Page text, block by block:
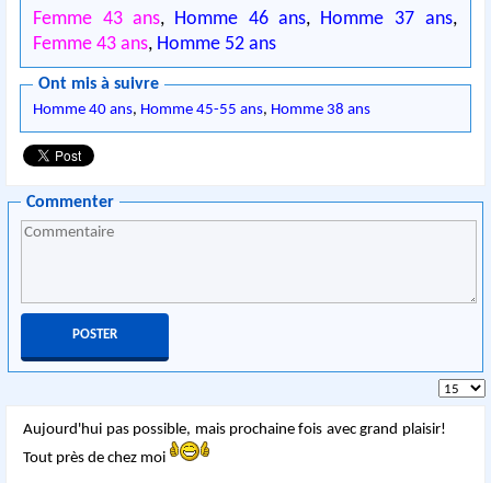
Femme 43 ans, Homme 46 ans, Homme 37 ans,
Femme 43 ans, Homme 52 ans
Ont mis à suivre
Homme 40 ans, Homme 45-55 ans, Homme 38 ans
Commenter
Aujourd'hui pas possible, mais prochaine fois avec grand plaisir!
Tout près de chez moi